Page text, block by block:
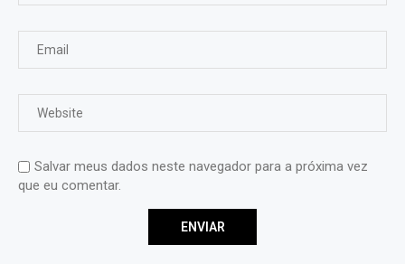
Salvar meus dados neste navegador para a próxima vez
que eu comentar.